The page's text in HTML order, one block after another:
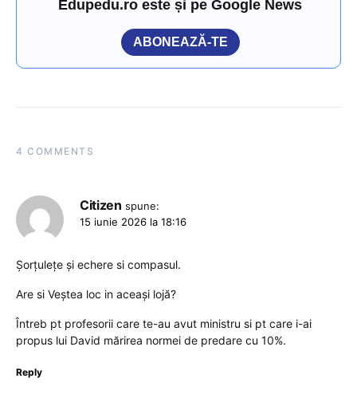
Edupedu.ro este și pe Google News
ABONEAZĂ-TE
4 COMMENTS
Citizen spune:
15 iunie 2026 la 18:16
Șorțulețe și echere si compasul.
Are si Veștea loc in aceași lojă?
Întreb pt profesorii care te-au avut ministru si pt care i-ai
propus lui David mărirea normei de predare cu 10%.
Reply